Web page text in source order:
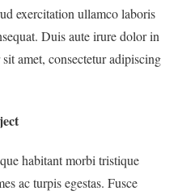
exercitation ullamco laboris
Duis aute irure dolor in
amet, consectetur adipiscing
habitant morbi tristique
ac turpis egestas. Fusce